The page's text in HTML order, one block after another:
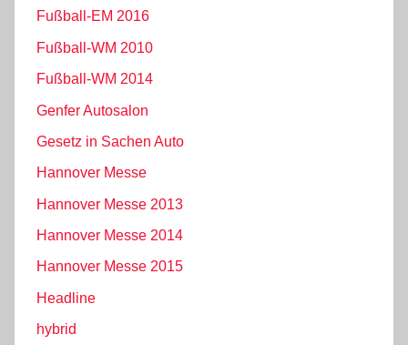
Fußball-EM 2016
Fußball-WM 2010
Fußball-WM 2014
Genfer Autosalon
Gesetz in Sachen Auto
Hannover Messe
Hannover Messe 2013
Hannover Messe 2014
Hannover Messe 2015
Headline
hybrid